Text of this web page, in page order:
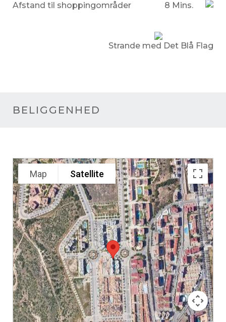
Afstand til shoppingområder 8 Mins.
Strande med Det Blå Flag
BELIGGENHED
Map Satellite